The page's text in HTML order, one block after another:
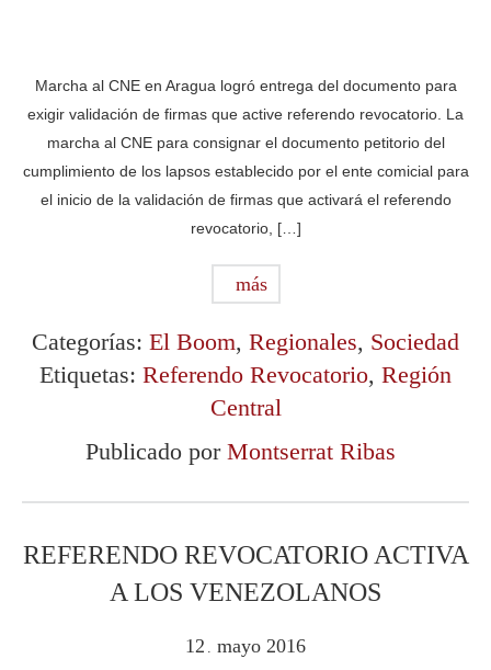
Marcha al CNE en Aragua logró entrega del documento para
exigir validación de firmas que active referendo revocatorio. La
marcha al CNE para consignar el documento petitorio del
cumplimiento de los lapsos establecido por el ente comicial para
el inicio de la validación de firmas que activará el referendo
revocatorio, […]
más
Categorías: El Boom, Regionales, Sociedad
Etiquetas: Referendo Revocatorio, Región
Central
Publicado por Montserrat Ribas
REFERENDO REVOCATORIO ACTIVA
A LOS VENEZOLANOS
12 mayo 2016